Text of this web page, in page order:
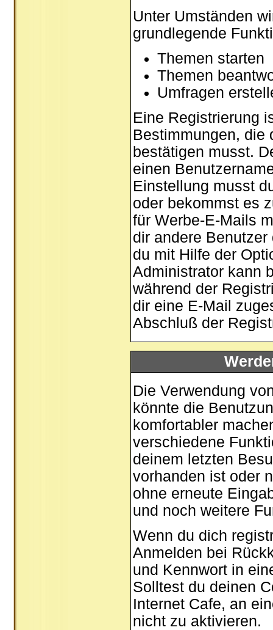
Unter Umständen
grundlegende
Themen starten
Themen
Umfragen
Eine Registrierung
Bestimmungen, die
bestätigen musst.
einen
Einstellung musst
oder bekommst es
für Werbe-E-Mails
dir andere
du mit Hilfe der
Administrator kann
während der
dir eine E-Mail
Abschluß der
Die Verwendung
könnte die
komfortabler
verschiedene
deinem letzten
vorhanden ist oder
ohne erneute
und noch weitere
Wenn du dich
Anmelden bei
und Kennwort in
Solltest du deinen
Internet Cafe, an
nicht zu aktivieren.